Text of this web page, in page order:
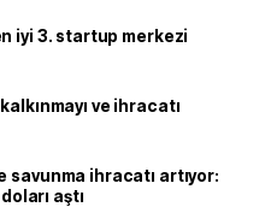
iyi 3. startup merkezi
ve ihracatı
savunma ihracatı artıyor:
aştı